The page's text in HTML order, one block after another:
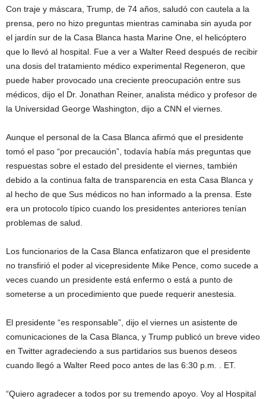
Con traje y máscara, Trump, de 74 años, saludó con cautela a la
prensa, pero no hizo preguntas mientras caminaba sin ayuda por
el jardín sur de la Casa Blanca hasta Marine One, el helicóptero
que lo llevó al hospital. Fue a ver a Walter Reed después de recibir
una dosis del tratamiento médico experimental Regeneron, que
puede haber provocado una creciente preocupación entre sus
médicos, dijo el Dr. Jonathan Reiner, analista médico y profesor de
la Universidad George Washington, dijo a CNN el viernes.
Aunque el personal de la Casa Blanca afirmó que el presidente
tomó el paso “por precaución”, todavía había más preguntas que
respuestas sobre el estado del presidente el viernes, también
debido a la continua falta de transparencia en esta Casa Blanca y
al hecho de que Sus médicos no han informado a la prensa. Este
era un protocolo típico cuando los presidentes anteriores tenían
problemas de salud.
Los funcionarios de la Casa Blanca enfatizaron que el presidente
no transfirió el poder al vicepresidente Mike Pence, como sucede a
veces cuando un presidente está enfermo o está a punto de
someterse a un procedimiento que puede requerir anestesia.
El presidente “es responsable”, dijo el viernes un asistente de
comunicaciones de la Casa Blanca, y Trump publicó un breve video
en Twitter agradeciendo a sus partidarios sus buenos deseos
cuando llegó a Walter Reed poco antes de las 6:30 p.m. . ET.
“Quiero agradecer a todos por su tremendo apoyo. Voy al Hospital